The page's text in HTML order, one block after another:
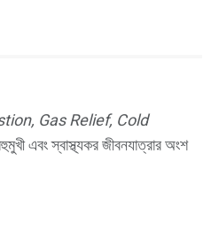
Gas Relief, Cold
এবং স্বাস্থ্যকর জীবনযাত্রার অংশ